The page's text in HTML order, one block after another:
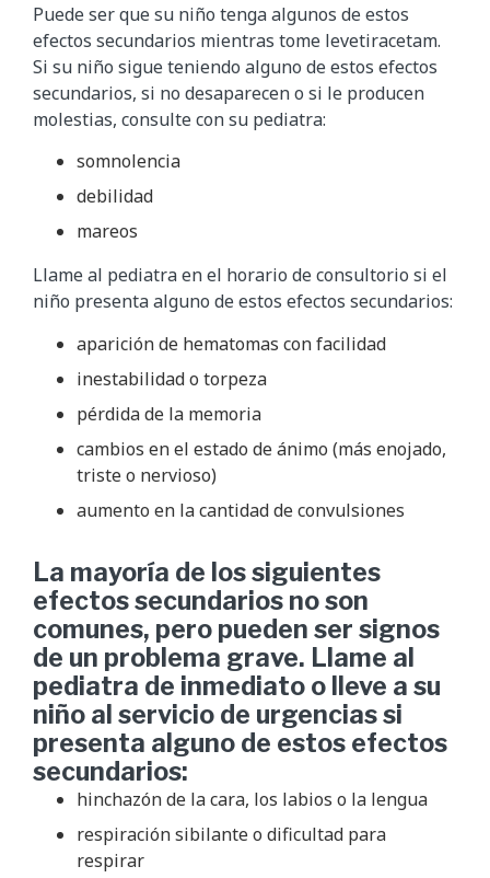
Puede ser que su niño tenga algunos de estos
efectos secundarios mientras tome levetiracetam.
Si su niño sigue teniendo alguno de estos efectos
secundarios, si no desaparecen o si le producen
molestias, consulte con su pediatra:
somnolencia
debilidad
mareos
Llame al pediatra en el horario de consultorio si el
niño presenta alguno de estos efectos secundarios:
aparición de hematomas con facilidad
inestabilidad o torpeza
pérdida de la memoria
cambios en el estado de ánimo (más enojado,
triste o nervioso)
aumento en la cantidad de convulsiones
La mayoría de los siguientes
efectos secundarios no son
comunes, pero pueden ser signos
de un problema grave. Llame al
pediatra de inmediato o lleve a su
niño al servicio de urgencias si
presenta alguno de estos efectos
secundarios:
hinchazón de la cara, los labios o la lengua
respiración sibilante o dificultad para
respirar